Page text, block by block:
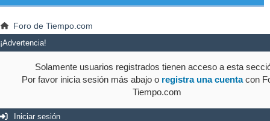
Foro de Tiempo.com
¡Advertencia!
Solamente usuarios registrados tienen acceso a esta
Por favor inicia sesión más abajo o registra una cuentacon
Tiempo.com
Iniciar sesión